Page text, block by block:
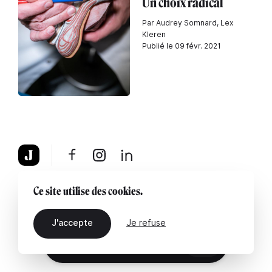
Par Audrey Somnard, Lex
Kleren
Publié le 09 févr. 2021
À propos Mentions légales Contactez-nous
Ce site utilise des cookies.
J'accepte Je refuse